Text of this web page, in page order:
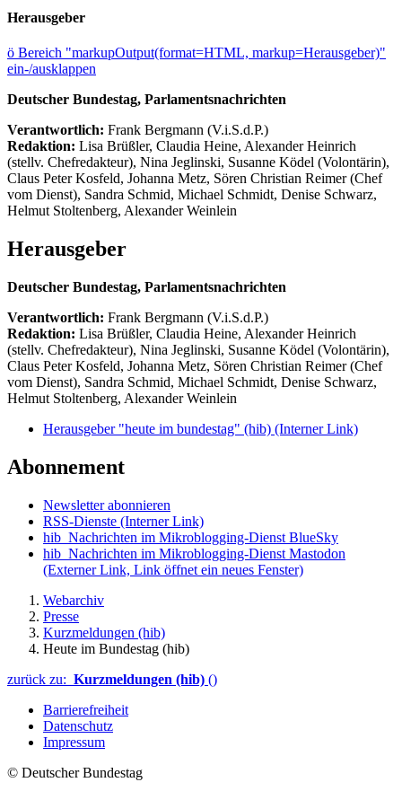
Herausgeber
ö Bereich "markupOutput(format=HTML, markup=Herausgeber)"
ein-/ausklappen
Deutscher Bundestag, Parlamentsnachrichten
Verantwortlich: Frank Bergmann (V.i.S.d.P.)
Redaktion: Lisa Brüßler, Claudia Heine, Alexander Heinrich
(stellv. Chefredakteur), Nina Jeglinski, Susanne Ködel (Volontärin),
Claus Peter Kosfeld, Johanna Metz, Sören Christian Reimer (Chef
vom Dienst), Sandra Schmid, Michael Schmidt, Denise Schwarz,
Helmut Stoltenberg, Alexander Weinlein
Herausgeber
Deutscher Bundestag, Parlamentsnachrichten
Verantwortlich: Frank Bergmann (V.i.S.d.P.)
Redaktion: Lisa Brüßler, Claudia Heine, Alexander Heinrich
(stellv. Chefredakteur), Nina Jeglinski, Susanne Ködel (Volontärin),
Claus Peter Kosfeld, Johanna Metz, Sören Christian Reimer (Chef
vom Dienst), Sandra Schmid, Michael Schmidt, Denise Schwarz,
Helmut Stoltenberg, Alexander Weinlein
Herausgeber "heute im bundestag" (hib) (Interner Link)
Abonnement
Newsletter abonnieren
RSS-Dienste (Interner Link)
hib_Nachrichten im Mikroblogging-Dienst BlueSky
hib_Nachrichten im Mikroblogging-Dienst Mastodon
(Externer Link, Link öffnet ein neues Fenster)
Webarchiv
Presse
Kurzmeldungen (hib)
Heute im Bundestag (hib)
zurück zu: Kurzmeldungen (hib) ()
Barrierefreiheit
Datenschutz
Impressum
© Deutscher Bundestag